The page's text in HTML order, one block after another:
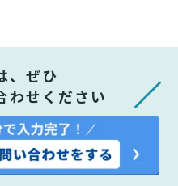
、ぜひ
わせください